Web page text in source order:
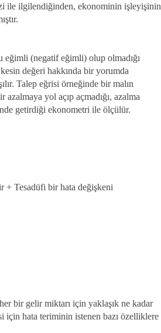
ile ilgilendiğinden, ekonominin işleyişinin
(negatif eğimli) olup olmadığı
değeri hakkında bir yorumda
Talep eğrisi örneğinde bir malın
yol açıp açmadığı, azalma
getirdiği ekonometri ile ölçülür.
+ Tesadüfi bir hata değişkeni
bir gelir miktarı için yaklaşık ne kadar
için hata teriminin istenen bazı özelliklere